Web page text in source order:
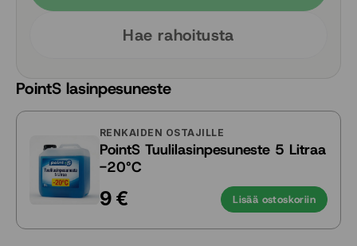
Hae rahoitusta
PointS lasinpesuneste
RENKAIDEN OSTAJILLE
PointS Tuulilasinpesuneste 5 Litraa
-20°C
9 € Lisää ostoskoriin